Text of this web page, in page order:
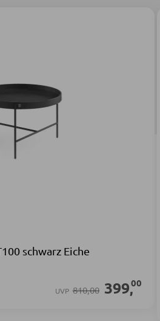
schwarz Eiche
UVP 810,00 399,00